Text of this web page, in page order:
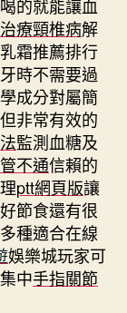
的就能讓血
治療頸椎病解
霜推薦排行
時不需要過
成分對屬簡
非常有效的
監測血糖及
不通信賴的
ptt網頁版讓
節食還有很
種適合在線
娛樂城玩家可
中手指關節